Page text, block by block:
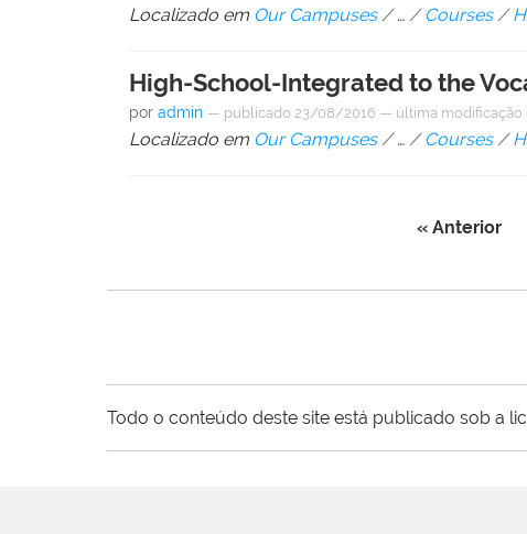
Localizado em Our Campuses /… / Courses /
High-School-Integrated to the
poradmin — publicado 23/08/2016 — última modificação
Localizado em Our Campuses /… / Courses /
« Anterior
Todo o conteúdo deste site está publicado sob a